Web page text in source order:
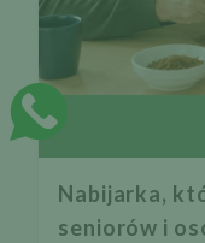
Nabijarka,
seniorów i